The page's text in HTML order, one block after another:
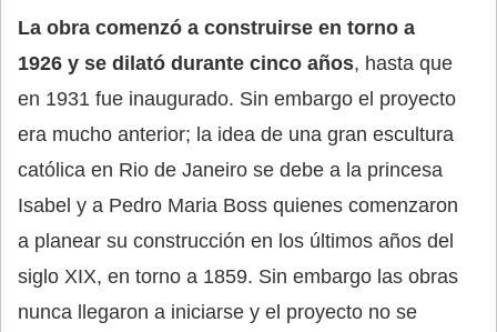
La obra comenzó a construirse en torno a
1926 y se dilató durante cinco años, hasta que
en 1931 fue inaugurado. Sin embargo el proyecto
era mucho anterior; la idea de una gran escultura
católica en Rio de Janeiro se debe a la princesa
Isabel y a Pedro Maria Boss quienes comenzaron
a planear su construcción en los últimos años del
siglo XIX, en torno a 1859. Sin embargo las obras
nunca llegaron a iniciarse y el proyecto no se